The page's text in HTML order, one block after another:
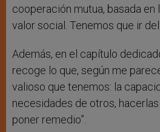
cooperación mutua, basada en
valor social. Tenemos que ir
Además, en el capítulo
recoge lo que, según me
valioso que tenemos: la
necesidades de otros,
poner remedio”.